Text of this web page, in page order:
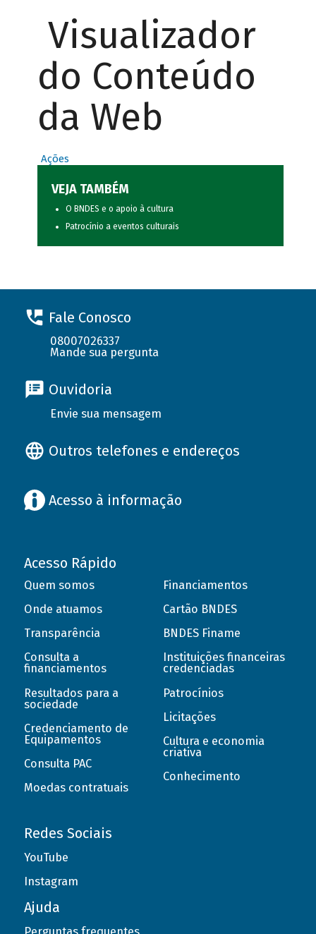
Visualizador
do Conteúdo
da Web
Ações
VEJA TAMBÉM
O BNDES e o apoio à cultura
Patrocínio a eventos culturais
Fale Conosco
08007026337
Mande sua pergunta
Ouvidoria
Envie sua mensagem
Outros telefones e endereços
Acesso à informação
Acesso Rápido
Quem somos
Onde atuamos
Transparência
Consulta a
financiamentos
Resultados para a
sociedade
Credenciamento de
Equipamentos
Consulta PAC
Moedas contratuais
Financiamentos
Cartão BNDES
BNDES Finame
Instituições financeiras
credenciadas
Patrocínios
Licitações
Cultura e economia
criativa
Conhecimento
Redes Sociais
YouTube
Instagram
Ajuda
Perguntas frequentes